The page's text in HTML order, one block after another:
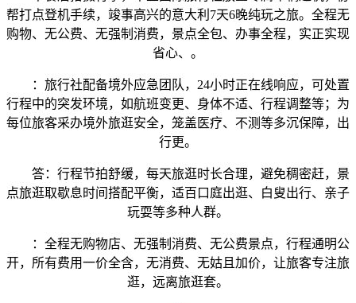
帮打点登机手续，竣事高兴的意大利7天6晚纯玩之旅。全程无
购物、无公费、无强制消费，景点全包、办事全程，实正实现
省心、。
：旅行社配备境外应急团队，24小时正在线响应，可处置
行程中的突发环境，如航班变更、身体不适、行程调整等；为
每位旅客采办境外旅逛安全，笼盖医疗、不测等多沉保障，出
行更。
答：行程节拍舒缓，每天旅逛时长合理，避免稠密赶，景
点旅逛取歇息时间搭配平衡，适百口庭出逛、白叟出行、亲子
玩耍等多种人群。
：全程无购物店、无强制消费、无公费景点，行程通明公
开，所有费用一价全含，无消费、无姑且加价，让旅客专注旅
逛，远离旅逛套。